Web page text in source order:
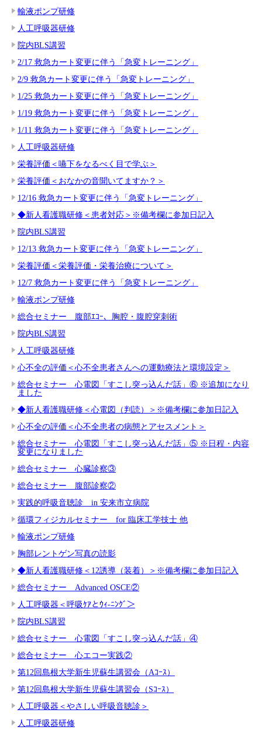
輸液ポンプ研修
人工呼吸器研修
院内BLS講習
2/17 救急カート変更に伴う「急変トレーニング」
2/9 救急カート変更に伴う「急変トレーニング」
1/25 救急カート変更に伴う「急変トレーニング」
1/19 救急カート変更に伴う「急変トレーニング」
1/11 救急カート変更に伴う「急変トレーニング」
人工呼吸器研修
栄養評価＜嚥下をなるべく目で学ぶ＞
栄養評価＜おなかの音聞いてますか？＞
12/16 救急カート変更に伴う「急変トレーニング」
◆新人看護職研修＜患者対応＞※備考欄に参加日記入
院内BLS講習
12/13 救急カート変更に伴う「急変トレーニング」
栄養評価＜栄養評価・栄養治療について＞
12/7 救急カート変更に伴う「急変トレーニング」
輸液ポンプ研修
総合セミナー 腹部ｴｺｰ、胸腔・腹腔穿刺術
院内BLS講習
人工呼吸器研修
心不全の評価＜心不全患者さんへの運動療法と環境設定＞
総合セミナー 心電図「すこし突っ込んだ話」⑥ ※追加になり
ました
◆新人看護職研修＜心電図（判読）＞※備考欄に参加日記入
心不全の評価＜心不全患者の病態とアセスメント＞
総合セミナー 心電図「すこし突っ込んだ話」⑤ ※日程・内容
変更になりました
総合セミナー 心臓診察③
総合セミナー 腹部診察②
実践的呼吸音聴診 in 安来市立病院
循環フィジカルセミナー for 臨床工学技士 他
輸液ポンプ研修
胸部レントゲン写真の読影
◆新人看護職研修＜12誘導（装着）＞※備考欄に参加日記入
総合セミナー Advanced OSCE②
人工呼吸器＜呼吸ｹｱとｳｨ-ﾆﾝｸﾞ＞
院内BLS講習
総合セミナー 心電図「すこし突っ込んだ話」④
総合セミナー 心エコー実践②
第12回島根大学新生児蘇生講習会（Aｺｰｽ）
第12回島根大学新生児蘇生講習会（Sｺｰｽ）
人工呼吸器＜やさしい呼吸音聴診＞
人工呼吸器研修